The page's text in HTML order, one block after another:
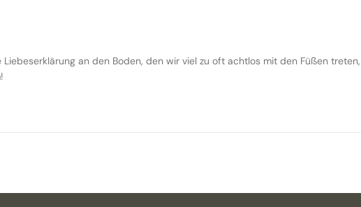
an den Boden, den wir viel zu oft achtlos mit den Füßen